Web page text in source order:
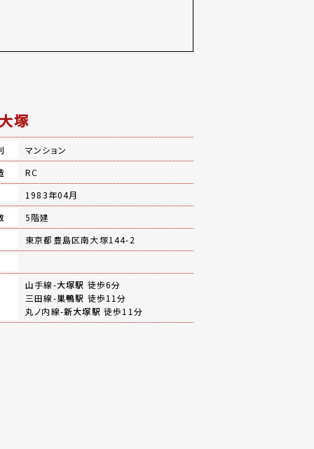
塚
マンション
RC
1983年04月
5階建
東京都豊島区南大塚144-2
山手線-大塚駅 徒歩6分
三田線-巣鴨駅 徒歩11分
丸ノ内線-新大塚駅 徒歩11分